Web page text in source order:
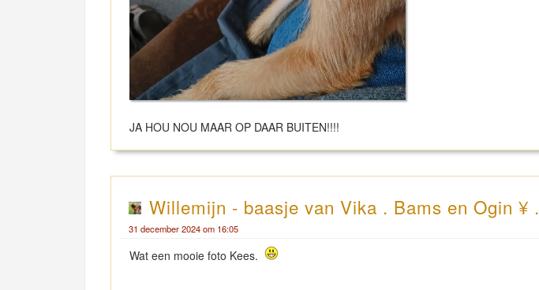
JA HOU NOU MAAR OP DAAR BUITEN!!!!
Willemijn - baasje van Vika . Bams en Ogin ¥ .
31 december 2024 om 16:05
Wat een mooie foto Kees.